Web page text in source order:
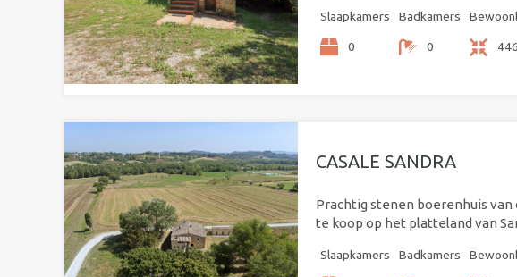
Slaapkamers
0
Badkamers
0
CASALE SANDRA
Prachtig stenen boerenhuis van
te koop op het platteland van
Slaapkamers Badkamers